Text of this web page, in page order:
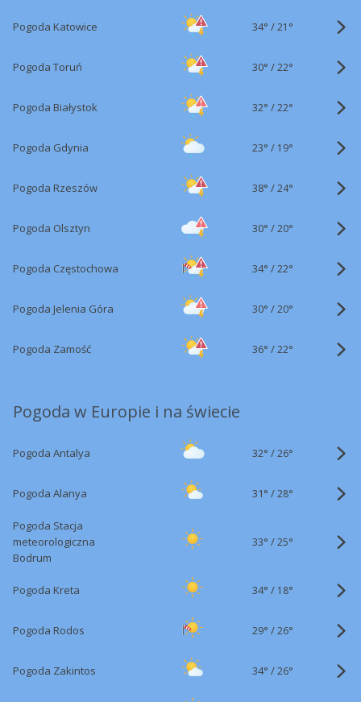
Pogoda Katowice 34° /21°
Pogoda Toruń 30° /22°
Pogoda Białystok 32° /22°
Pogoda Gdynia 23° / 19°
Pogoda Rzeszów 38° /24°
Pogoda Olsztyn 30° /20°
Pogoda Częstochowa 34° /22°
Pogoda Jelenia Góra 30° /20°
Pogoda Zamość 36° /22°
Pogoda w Europie i na świecie
Pogoda Antalya 32° /26°
Pogoda Alanya 31° /28°
Pogoda Stacja
meteorologiczna
Bodrum
33° /25°
Pogoda Kreta 34° / 18°
Pogoda Rodos 29° /26°
Pogoda Zakintos 34° /26°